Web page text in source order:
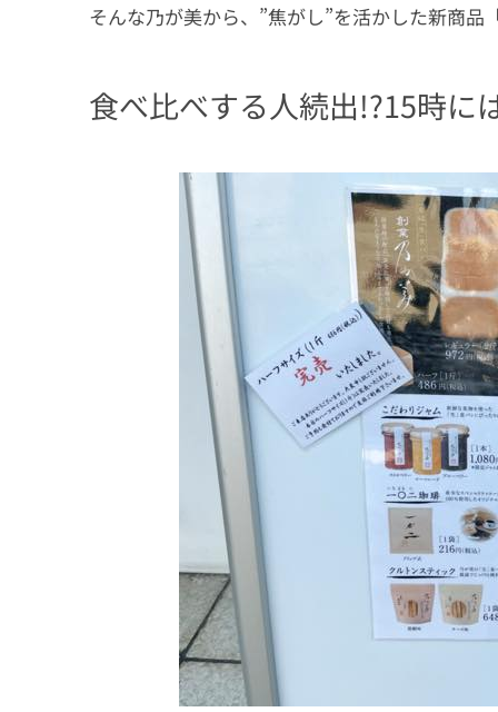
そんな乃が美から、”焦がし”を活かした新商
食べ比べする人続出!?15時に